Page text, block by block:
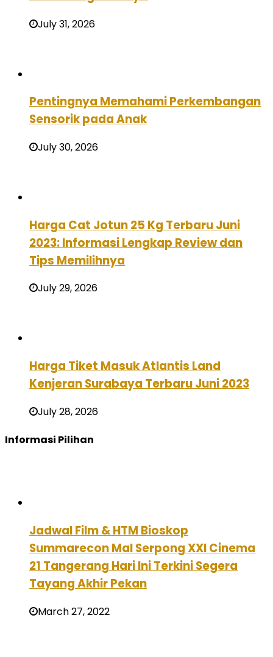
July 31, 2026
Pentingnya Memahami Perkembangan
Sensorik pada Anak
July 30, 2026
Harga Cat Jotun 25 Kg Terbaru Juni
2023: Informasi Lengkap Review dan
Tips Memilihnya
July 29, 2026
Harga Tiket Masuk Atlantis Land
Kenjeran Surabaya Terbaru Juni 2023
July 28, 2026
Informasi Pilihan
Jadwal Film & HTM Bioskop
Summarecon Mal Serpong XXI Cinema
21 Tangerang Hari Ini Terkini Segera
Tayang Akhir Pekan
March 27, 2022